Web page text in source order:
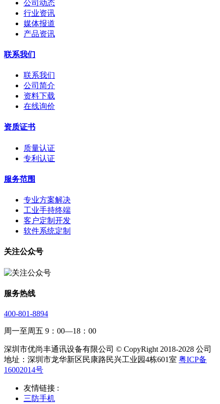
公司动态
行业资讯
媒体报道
产品资讯
联系我们
联系我们
公司简介
资料下载
在线询价
资质证书
质量认证
专利认证
服务范围
专业方案解决
工业手持终端
客户定制开发
软件系统定制
关注公众号
服务热线
400-801-8894
周一至周五 9：00—18：00
深圳市优尚丰通讯设备有限公司 © CopyRight 2018-2028 公司
地址：深圳市龙华新区民康路民兴工业园4栋601室 粤ICP备
16002014号
友情链接 :
三防手机